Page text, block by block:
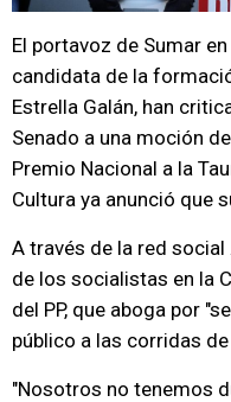
El portavoz de Sumar
candidata de la
Estrella Galán, han
Senado a una moción
Premio Nacional a la
Cultura ya anunció que
A través de la red social
de los socialistas en la
del PP, que aboga por
público a las corridas
"Nosotros no tenemos